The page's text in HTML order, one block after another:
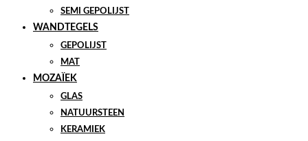
SEMI GEPOLIJST
WANDTEGELS
GEPOLIJST
MAT
MOZAÏEK
GLAS
NATUURSTEEN
KERAMIEK